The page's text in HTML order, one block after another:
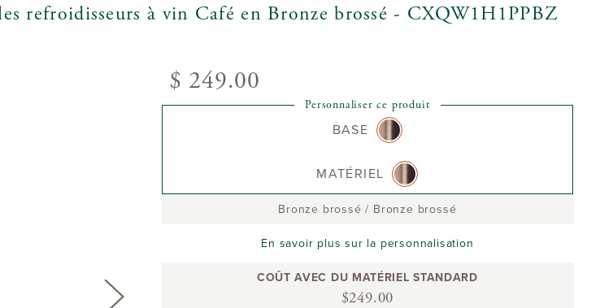
refroidisseurs à vin Café en Bronze brossé - CXQW1H1PPBZ
$ 249.00
Personnaliser ce produit
BASE
MATÉRIEL
Bronze brossé / Bronze brossé
En savoir plus sur la personnalisation
COÛT AVEC DU MATÉRIEL STANDARD
$249.00